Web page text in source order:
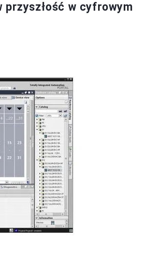
przyszłość w cyfrowym